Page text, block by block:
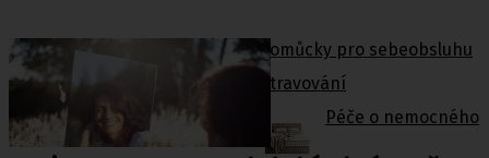
Ostatní pomůcky pro sebeobsluhu
Stravování
Péče o nemocného